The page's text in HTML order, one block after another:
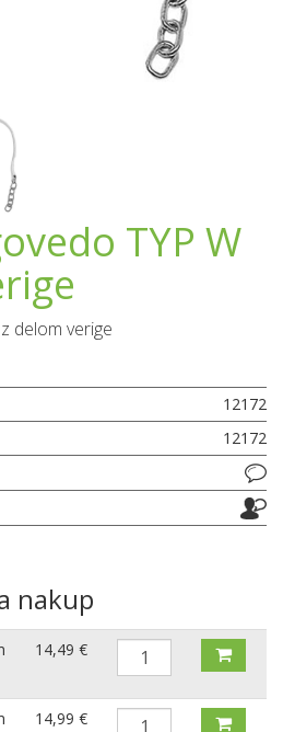
TYP W
delom verige
12172
12172
nakup
14,49 €
14,99 €